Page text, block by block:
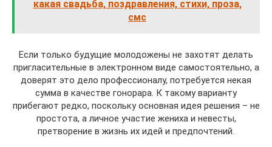
какая свадьба, поздравления, стихи, проза,
смс
Если только будущие молодожены не захотят делать
пригласительные в электронном виде самостоятельно, а
доверят это дело профессионалу, потребуется некая
сумма в качестве гонорара. К такому варианту
прибегают редко, поскольку основная идея решения – не
простота, а личное участие жениха и невесты,
претворение в жизнь их идей и предпочтений.